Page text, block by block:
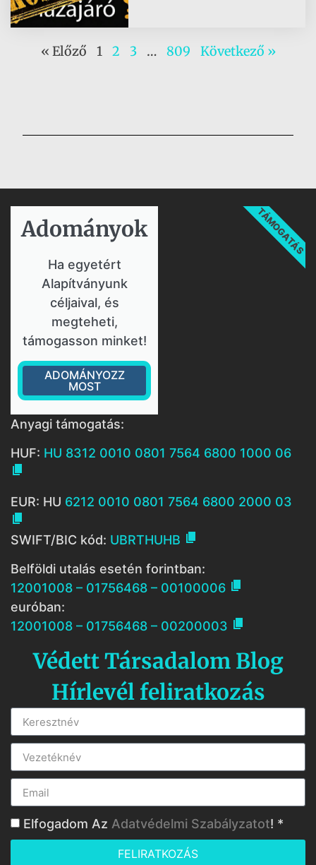
« Előző 1 2 3 … 809 Következő »
Adományok​
Ha egyetért
Alapítványunk
céljaival, és
megteheti,
támogasson minket!
ADOMÁNYOZZ
MOST
TÁMOGATÁS
Anyagi támogatás:
HUF: HU 8312 0010 0801 7564 6800 1000 06

EUR: HU 6212 0010 0801 7564 6800 2000 03

SWIFT/BIC kód: UBRTHUHB 
Belföldi utalás esetén forintban:
12001008 – 01756468 – 00100006 
euróban:
12001008 – 01756468 – 00200003 
Védett Társadalom Blog
Hírlevél feliratkozás
Elfogadom Az Adatvédelmi Szabályzatot! *
FELIRATKOZÁS